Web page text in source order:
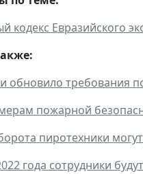
кодекс Евразийского
обновило требования
пожарной
пиротехники
года сотрудники